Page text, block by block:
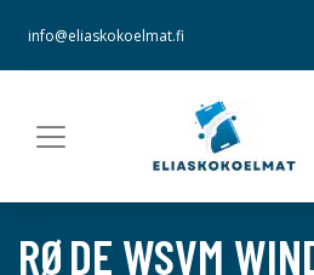
info@eliaskokoelmat.fi
RØDE WSVM